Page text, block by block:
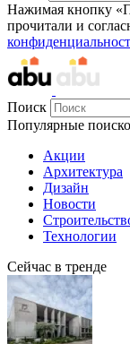
Нажимая кнопку
прочитали и
Поиск
Популярные
Акции
Архитектура
Дизайн
Новости
Технологии
Сейчас в тренде